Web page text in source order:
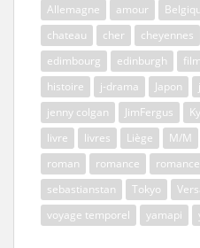
Allemagne amour
chateau
cher cheyennes
edimbourg
edinburgh film
histoire
j-drama Japon
jenny colgan
JimFergus
livre
livres Liège M/M
roman
romance
sebastianstan
Tokyo
voyage temporel
yamapi